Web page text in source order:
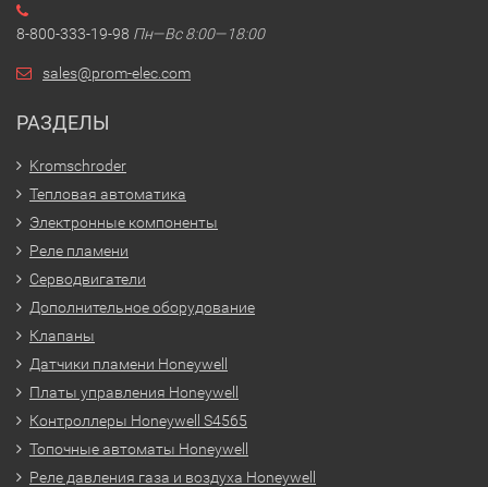
8-800-333-19-98 Пн—Вс 8:00—18:00
sales@prom-elec.com
РАЗДЕЛЫ
Kromschroder
Тепловая автоматика
Электронные компоненты
Реле пламени
Серводвигатели
Дополнительное оборудование
Клапаны
Датчики пламени Honeywell
Платы управления Honeywell
Контроллеры Honeywell S4565
Топочные автоматы Honeywell
Реле давления газа и воздуха Honeywell